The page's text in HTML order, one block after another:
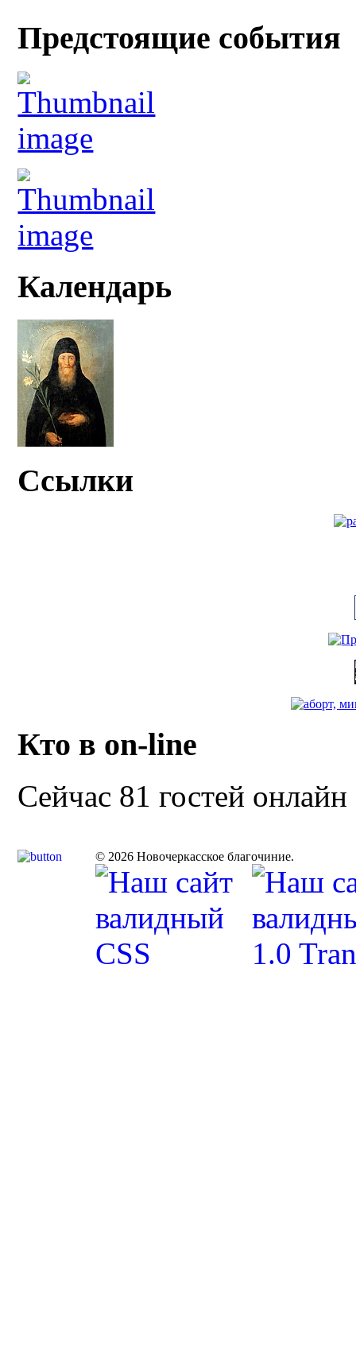
Предстоящие события
Календарь
Ссылки
Кто в on-line
Сейчас 81 гостей онлайн
© 2026 Новочеркасское благочиние.